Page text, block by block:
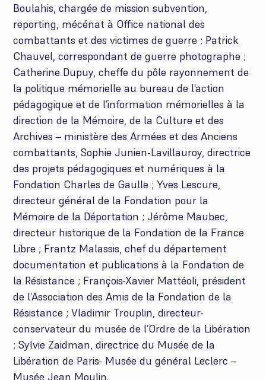
Boulahis, chargée de mission subvention,
reporting, mécénat à Office national des
combattants et des victimes de guerre ; Patrick
Chauvel, correspondant de guerre photographe ;
Catherine Dupuy, cheffe du pôle rayonnement de
la politique mémorielle au bureau de l’action
pédagogique et de l’information mémorielles à la
direction de la Mémoire, de la Culture et des
Archives – ministère des Armées et des Anciens
combattants, Sophie Junien-Lavillauroy, directrice
des projets pédagogiques et numériques à la
Fondation Charles de Gaulle ; Yves Lescure,
directeur général de la Fondation pour la
Mémoire de la Déportation ; Jérôme Maubec,
directeur historique de la Fondation de la France
Libre ; Frantz Malassis, chef du département
documentation et publications à la Fondation de
la Résistance ; François-Xavier Mattéoli, président
de l’Association des Amis de la Fondation de la
Résistance ; Vladimir Trouplin, directeur-
conservateur du musée de l’Ordre de la Libération
; Sylvie Zaidman, directrice du Musée de la
Libération de Paris- Musée du général Leclerc –
Musée Jean Moulin.